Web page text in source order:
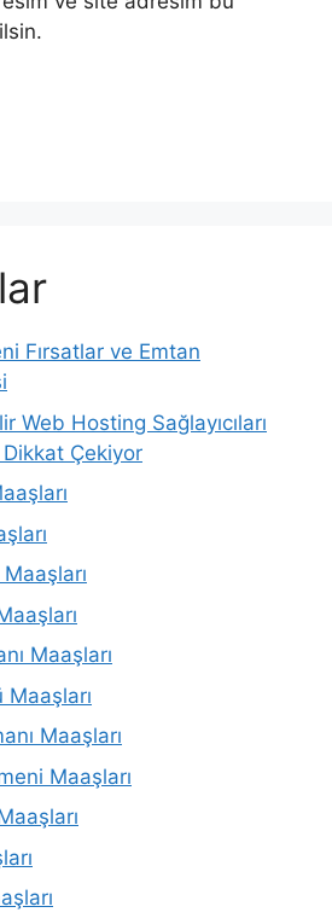
Fırsatlar ve Emtan
Web Hosting Sağlayıcıları
Çekiyor
Maaşları
Maaşları
Maaşları
Maaşları